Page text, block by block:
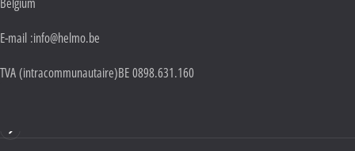
E-mail :info@helmo.be
TVA (intracommunautaire)BE 0898.631.160